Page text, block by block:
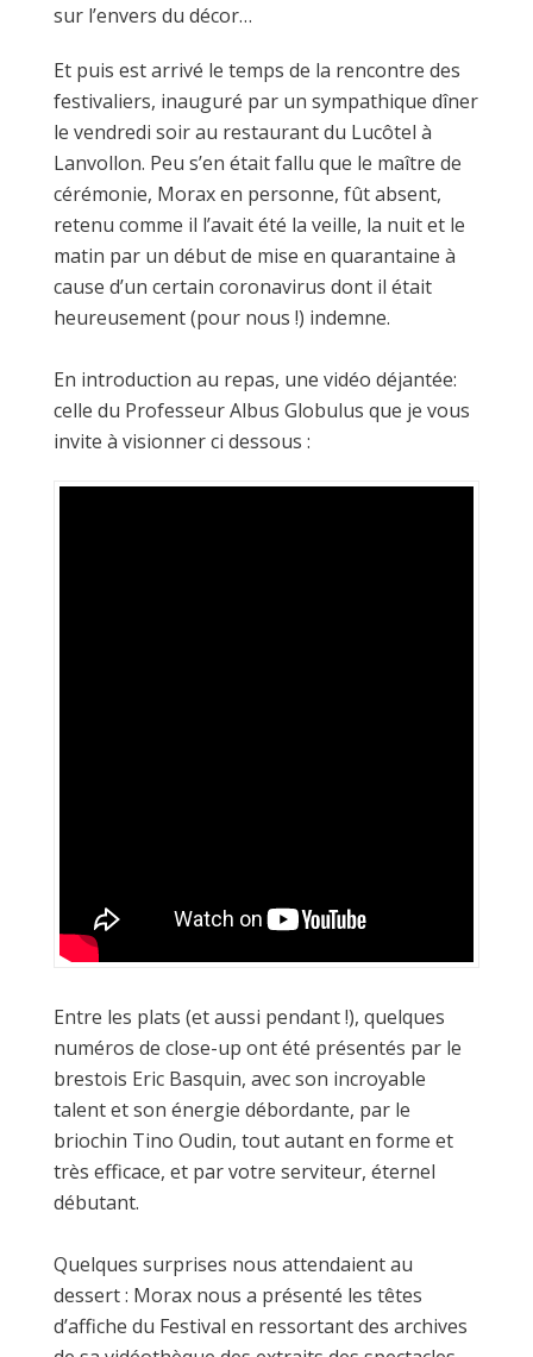
sur l’envers du décor…
Et puis est arrivé le temps de la rencontre des
festivaliers, inauguré par un sympathique dîner
le vendredi soir au restaurant du Lucôtel à
Lanvollon. Peu s’en était fallu que le maître de
cérémonie, Morax en personne, fût absent,
retenu comme il l’avait été la veille, la nuit et le
matin par un début de mise en quarantaine à
cause d’un certain coronavirus dont il était
heureusement (pour nous !) indemne.
En introduction au repas, une vidéo déjantée:
celle du Professeur Albus Globulus que je vous
invite à visionner ci dessous :
Entre les plats (et aussi pendant !), quelques
numéros de close-up ont été présentés par le
brestois Eric Basquin, avec son incroyable
talent et son énergie débordante, par le
briochin Tino Oudin, tout autant en forme et
très efficace, et par votre serviteur, éternel
débutant.
Quelques surprises nous attendaient au
dessert : Morax nous a présenté les têtes
d’affiche du Festival en ressortant des archives